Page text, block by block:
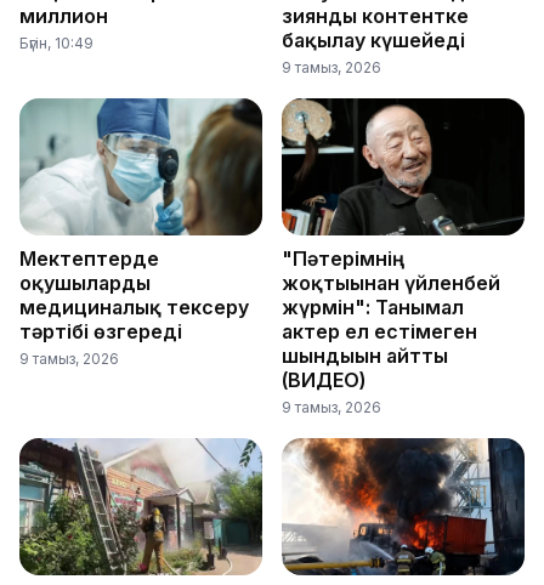
миллион
Бүгін, 10:49
зиянды контентке
бақылау күшейеді
9 тамыз, 2026
Мектептерде
оқушыларды
медициналық тексеру
тәртібі өзгереді
9 тамыз, 2026
"Пәтерімнің
жоқтығынан үйленбей
жүрмін": Танымал
актер ел естімеген
шындығын айтты
(ВИДЕО)
9 тамыз, 2026